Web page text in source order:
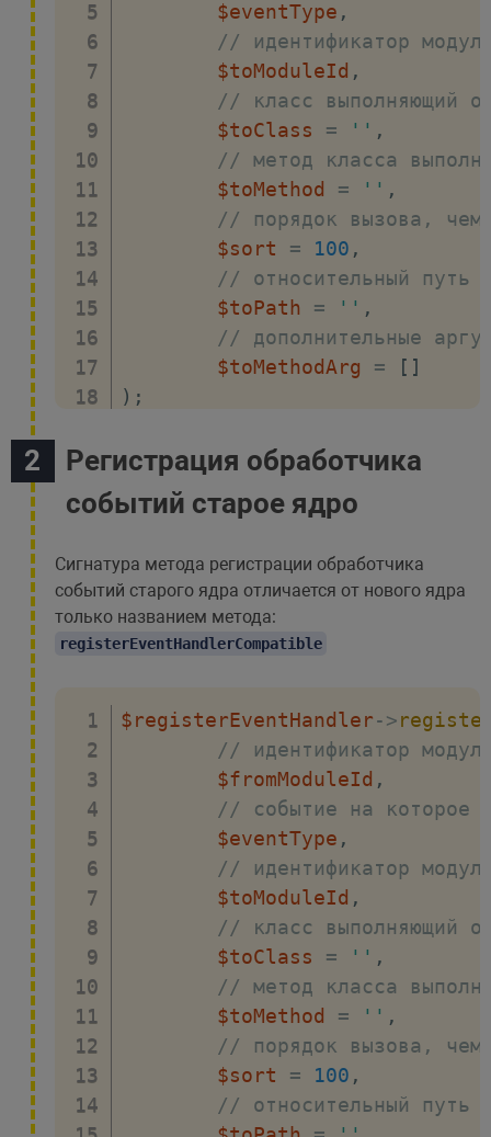
$eventType ,
// идентификатор
$toModuleId ,
// класс выполняющий
$toClass
= '' ,
// метод класса
$toMethod
= '' ,
// порядок вызова, чем
$sort
= 100 ,
// относительный путь к
$toPath
= '' ,
// дополнительные
$toMethodArg
= [ ]
) ;
Регистрация обработчика
событий старое ядро
Сигнатура метода регистрации обработчика
событий старого ядра отличается от нового ядра
только названием метода:
registerEventHandlerCompatible
$registerEventHandler->
// идентификатор
$fromModuleId ,
// событие на которое
$eventType ,
// идентификатор
$toModuleId ,
// класс выполняющий
$toClass
= '' ,
// метод класса
$toMethod
= '' ,
// порядок вызова, чем
$sort
= 100 ,
// относительный путь к